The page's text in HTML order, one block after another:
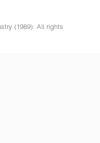
(1989). All rights